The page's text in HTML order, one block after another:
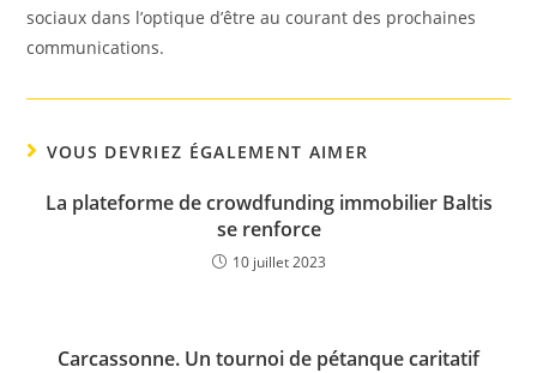
sociaux dans l’optique d’être au courant des prochaines
communications.
VOUS DEVRIEZ ÉGALEMENT AIMER
La plateforme de crowdfunding immobilier Baltis
se renforce
10 juillet 2023
Carcassonne. Un tournoi de pétanque caritatif